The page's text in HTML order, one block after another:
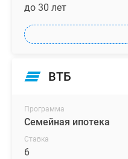
до 30 лет
ВТБ
Программа
Семейная ипотека
Ставка
6